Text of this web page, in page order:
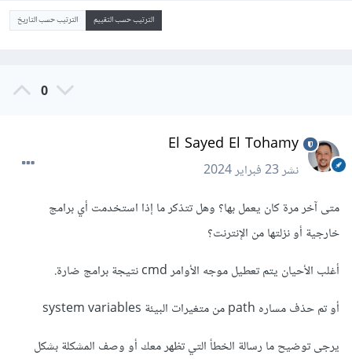
الترتيب حسب التقييم الترتيب حسب التاريخ
0
El Sayed El Tohamy
نشر23 فبراير 2024
متى آخر مرة كان يعمل بها؟ وهل تتذكر ما إذا استخدمت أي برامج
خارجية أو نزلتها من الإنترنت؟
أغلب الأحيان يتم تعطيل موجه الأوامر cmd نتيجة برامج ضارة.
أو تم حذف مساره path من متغيرات البيئة system variables
يرجى توضيح ما رسالة الخطأ التي تظهر معك أو وصف المشكلة بشكل